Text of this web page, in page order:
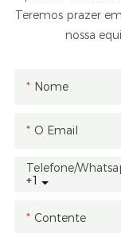
Teremos prazer
nossa
Nome
O Email
+1
Telefone/
Contente